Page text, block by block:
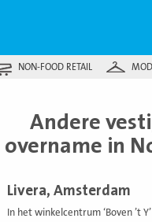
NON-FOOD RETAIL
Andere
overname in
Livera, Amsterdam
In het winkelcentrum ‘Boven ’t
vestiging